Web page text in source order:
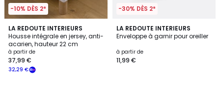
-10% DÈS 2*
LA REDOUTE INTERIEURS
Housse intégrale en jersey, anti-
acarien, hauteur 22 cm
à partir de
32,29 €
37,99 €
4,3
/ 5
3
Couleurs
-30% DÈS 2*
LA REDOUTE INTERIEURS
Enveloppe à garnir pour oreiller
à partir de
11,99 €
4,6
/ 5
2
Couleurs